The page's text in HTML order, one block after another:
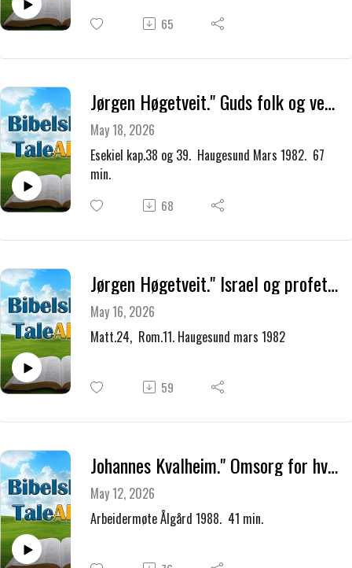
65
Jørgen Høgetveit." Guds folk og verdensmisjonen."
May 18, 2026
Esekiel kap.38 og 39. Haugesund Mars 1982. 67
min.
68
Jørgen Høgetveit." Israel og profetiene."
May 16, 2026
Matt.24, Rom.11. Haugesund mars 1982
59
Johannes Kvalheim." Omsorg for hverandre."
May 12, 2026
Arbeidermøte Ålgård 1988. 41 min.